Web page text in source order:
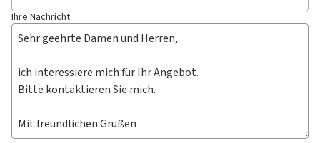
Ihre Nachricht